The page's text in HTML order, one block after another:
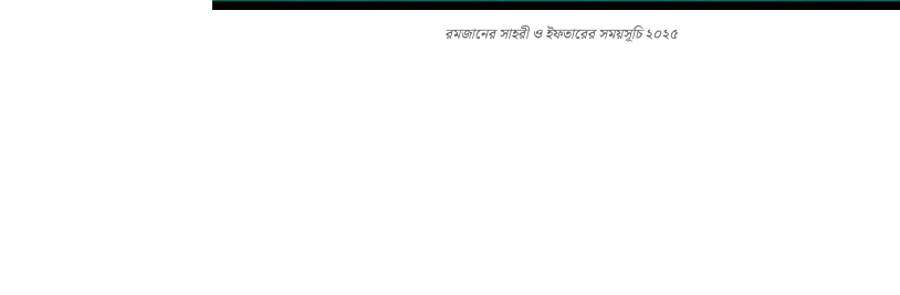
রমজানের সাহরী ও ইফতারের সময়সূচি ২০২৫